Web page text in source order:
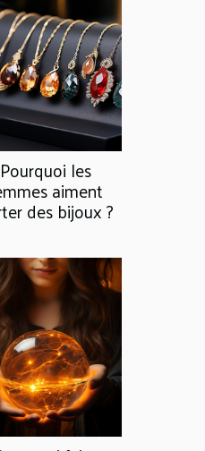
Pourquoi les
aiment
des bijoux ?